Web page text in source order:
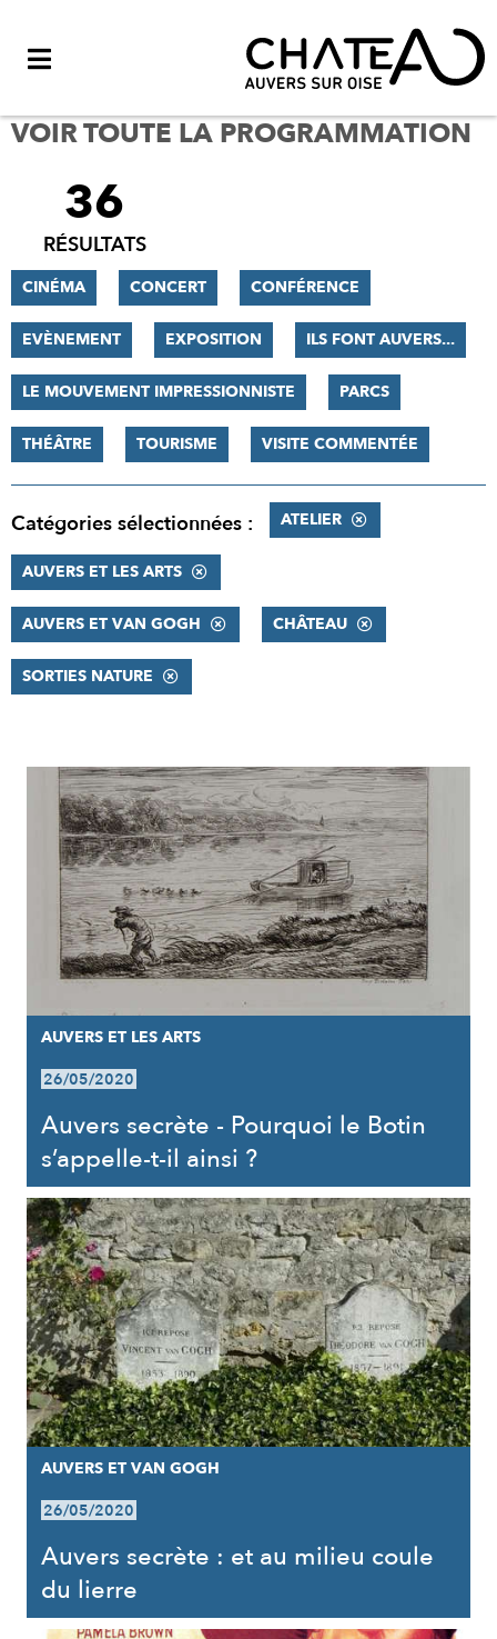
VOIR TOUTE LA PROGRAMMATION
FILTRER
RÉSULTATS
36
RÉSULTATS
CINÉMA CONCERT CONFÉRENCE
EVÈNEMENT EXPOSITION ILS FONT AUVERS...
LE MOUVEMENT IMPRESSIONNISTE PARCS
THÉÂTRE TOURISME VISITE COMMENTÉE
Catégories sélectionnées : ATELIER
AUVERS ET LES ARTS
AUVERS ET VAN GOGH CHÂTEAU
SORTIES NATURE
RÉSULTATS
AUVERS ET LES ARTS
26/05/2020
Auvers secrète - Pourquoi le Botin
s’appelle-t-il ainsi ?
AUVERS ET VAN GOGH
26/05/2020
Auvers secrète : et au milieu coule
du lierre